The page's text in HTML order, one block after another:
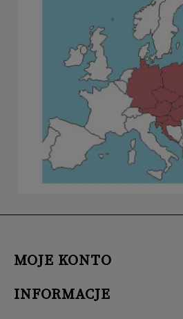
MOJE KONTO
INFORMACJE